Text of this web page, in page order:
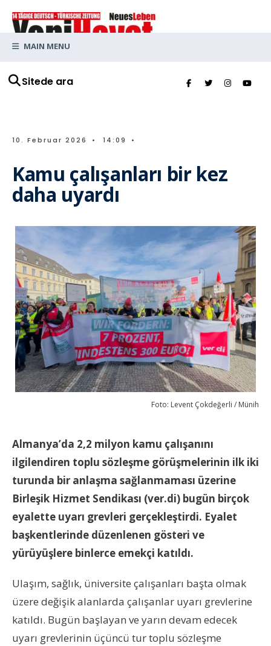
Sitede ara
MAIN MENU
10. Februar 2026 • 14:09 •
Kamu çalışanları bir kez
daha uyardı
Foto: Levent Çokdeğerli / Münih
Almanya’da 2,2 milyon kamu çalışanını
ilgilendiren toplu sözleşme görüşmelerinin ilk iki
turunda bir anlaşma sağlanmaması üzerine
Birleşik Hizmet Sendikası (ver.di) bugün birçok
eyalette uyarı grevleri gerçekleştirdi. Eyalet
başkentlerinde düzenlenen gösteri ve
yürüyüşlere binlerce emekçi katıldı.
Ulaşım, sağlık, üniversite çalışanları başta olmak
üzere değişik alanlarda çalışanlar uyarı grevlerine
katıldı. Bugün başlayan ve yarın devam edecek
uyarı grevlerinin üçüncü tur toplu sözleşme